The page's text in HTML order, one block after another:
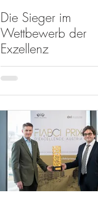
Die Sieger im
Wettbewerb der
Exzellenz